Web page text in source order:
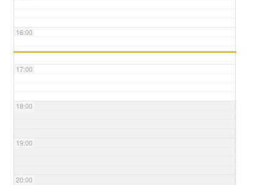
16:00
17:00
18:00
19:00
20:00